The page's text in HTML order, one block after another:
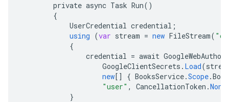
private async Task Run()
{
UserCredential credential ;
using (var stream = new FileStream(
{
credential = await
GoogleClientSecrets . Load(
new[] { BooksService.Scope.
"user" , CancellationToken .None
}